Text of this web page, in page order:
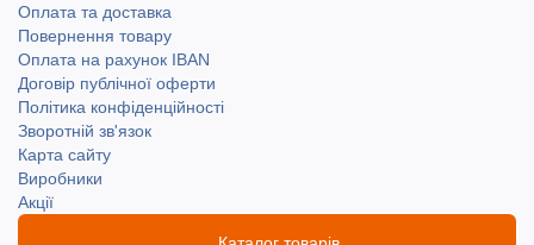
Оплата та доставка
Повернення товару
Оплата на рахунок IBAN
Договір публічної оферти
Політика конфіденційності
Зворотній зв'язок
Карта сайту
Виробники
Акції